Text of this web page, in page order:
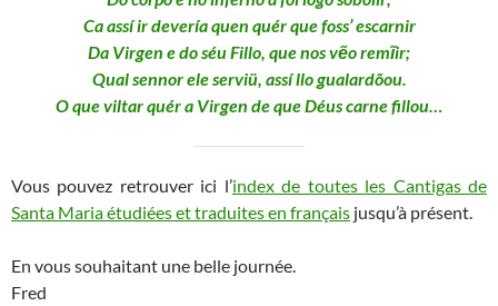
Ca assí ir devería quen quér que foss’ escarnir
Da Virgen e do séu Fillo, que nos vẽo remĩir;
Qual sennor ele serviü, assí llo gualardõou.
O que viltar quér a Virgen de que Déus carne fillou…
Vous pouvez retrouver ici l’index de toutes les Cantigas de
Santa Maria étudiées et traduites en français jusqu’à présent.
En vous souhaitant une belle journée.
Fred